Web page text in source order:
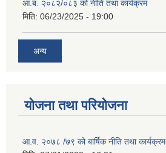
आ.ब. २०८२/०८३ को नीति तथा कार्यक्रम
मिति: 06/23/2025 - 19:00
अन्य
योजना तथा परियोजना
आ.व. २०७८ /७९ को बार्षिक नीति तथा कार्यक्रम